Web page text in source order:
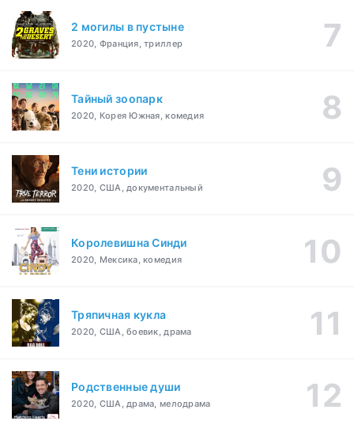
2 могилы в пустыне
2020, Франция, триллер
Тайный зоопарк
2020, Корея Южная, комедия
Тени истории
2020, США, документальный
Королевишна Синди
2020, Мексика, комедия
Тряпичная кукла
2020, США, боевик, драма
Родственные души
2020, США, драма, мелодрама